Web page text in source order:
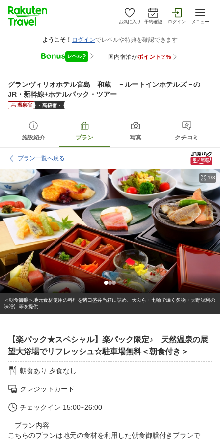
お気に入り 予約確認 ログイン メニュー
グランヴィリオホテル宮島 和蔵 －ルートインホテルズ－の
JR・新幹線+ホテルパック・ツアー
温泉宿
施設紹介 プラン 写真 クチコミ
プラン一覧へ戻る
1/3
＜朝食御膳＞地元食材使用の料理を猪口盛弁当箱に詰め、天ぷら・七輪で焼く炙物・大野浅利の
味噌汁等を提供
【楽パック★スペシャル】楽パック限定♪ 天然温泉の展
望大浴場でリフレッシュ☆駐車場無料＜朝食付き＞
朝食あり 夕食なし
クレジットカード
チェックイン 15:00~26:00
—プラン内容—
こちらのプランは地元の食材を利用した朝食御膳付きプランで